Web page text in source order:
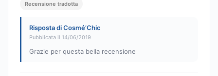
Recensione tradotta
Risposta di Cosmé’Chic
Pubblicata il 14/06/2019
Grazie per questa bella recensione